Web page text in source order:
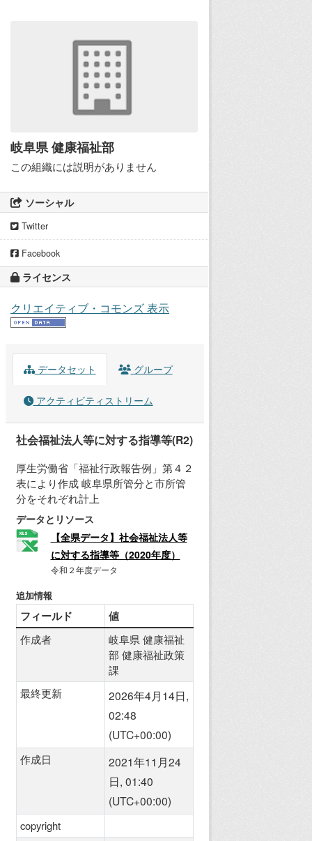
岐阜県 健康福祉部
この組織には説明がありません
ソーシャル
Twitter
Facebook
ライセンス
クリエイティブ・コモンズ 表示
データセット グループ
アクティビティストリーム
社会福祉法人等に対する指導等(R2)
厚生労働省「福祉行政報告例」第４２
表により作成 岐阜県所管分と市所管
分をそれぞれ計上
データとリソース
【全県データ】社会福祉法人等
に対する指導等（2020年度）
令和２年度データ
追加情報
フィールド 値
作成者
岐阜県 健康福祉
部 健康福祉政策
課
最終更新
2026年4月14日,
02:48
(UTC+00:00)
作成日
2021年11月24
日, 01:40
(UTC+00:00)
copyright